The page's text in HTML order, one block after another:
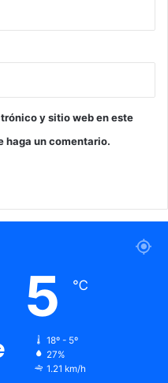
y sitio web en este
haga un comentario.
5 ℃
18º - 5º
27%
1.21 km/h